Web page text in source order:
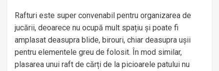
Rafturi este super convenabil pentru organizarea de
jucării, deoarece nu ocupă mult spațiu și poate fi
amplasat deasupra blide, birouri, chiar deasupra ușii
pentru elementele greu de folosit. În mod similar,
plasarea unui raft de cărți de la picioarele patului nu